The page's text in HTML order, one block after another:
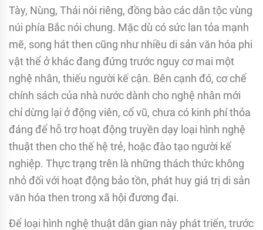
Tày, Nùng, Thái nói riêng, đồng bào các dân tộc vùng
núi phía Bắc nói chung. Mặc dù có sức lan tỏa mạnh
mẽ, song hát then cũng như nhiều di sản văn hóa phi
vật thể ở khác đang đứng trước nguy cơ mai một
nghệ nhân, thiếu người kế cận. Bên cạnh đó, cơ chế
chính sách của nhà nước dành cho nghệ nhân mới
chỉ dừng lại ở động viên, cổ vũ, chưa có kinh phí thỏa
đáng để hỗ trợ hoạt động truyền dạy loại hình nghệ
thuật then cho thế hệ trẻ, hoặc đào tạo người kế
nghiệp. Thực trạng trên là những thách thức không
nhỏ đối với hoạt động bảo tồn, phát huy giá trị di sản
văn hóa then trong xã hội đương đại.
Để loại hình nghệ thuật dân gian này phát triển, trước